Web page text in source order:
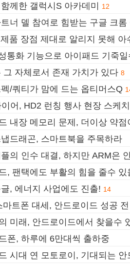
께한 갤럭시S 아카데미 12
너 델 참여로 힘받는 구글 크롬
품 장점 제대로 알리지 못해 아
통화 기능으로 아이패드 기죽
그 자체로서 존재 가치가 있다 8
/쿼티가 맘에 드는 옵티머스Q
어, HD2 런칭 행사 현장 스케치
내장 메모리 문제, 더이상 약점
드래곤, 스마트북을 주목하라
의 인수 대결, 하지만 ARM은
, 팬택에도 부활의 힘을 줄수 있
, 에너지 사업에도 진출! 14
마트폰 대세, 안드로이드 성공
미래, 안드로이드에서 찾을수
폰, 하루에 6만대씩 출하중
시대 연 모토로이, 기대되는